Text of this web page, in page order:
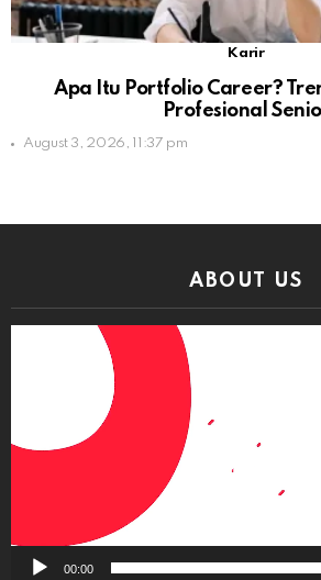
Karir
Apa Itu Portfolio Career?
Profesional
August 3, 2026, 11:37 pm
ABOUT US
00:00